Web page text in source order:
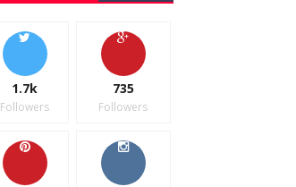
1.7k
Followers
735
Followers